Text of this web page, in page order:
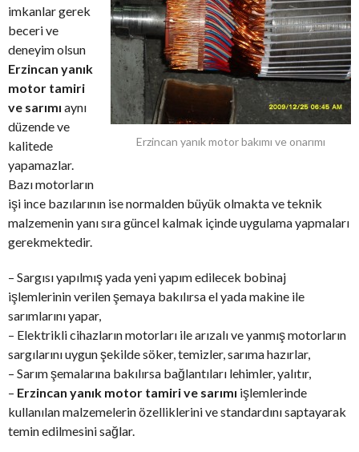
Erzincan yanık motor bakımı ve onarımı
imkanlar gerek
beceri ve
deneyim olsun
Erzincan yanık
motor tamiri
ve sarımı aynı
düzende ve
kalitede
yapamazlar.
Bazı motorların
işi ince bazılarının ise normalden büyük olmakta ve teknik
malzemenin yanı sıra güncel kalmak içinde uygulama yapmaları
gerekmektedir.
– Sargısı yapılmış yada yeni yapım edilecek bobinaj
işlemlerinin verilen şemaya bakılırsa el yada makine ile
sarımlarını yapar,
– Elektrikli cihazların motorları ile arızalı ve yanmış motorların
sargılarını uygun şekilde söker, temizler, sarıma hazırlar,
– Sarım şemalarına bakılırsa bağlantıları lehimler, yalıtır,
– Erzincan yanık motor tamiri ve sarımı işlemlerinde
kullanılan malzemelerin özelliklerini ve standardını saptayarak
temin edilmesini sağlar.